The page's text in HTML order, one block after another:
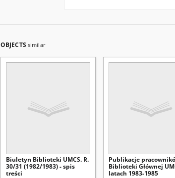
OBJECTS similar
Biuletyn Biblioteki UMCS. R.
30/31 (1982/1983) - spis
treści
Publikacje
Biblioteki Głównej
latach 1983-1985